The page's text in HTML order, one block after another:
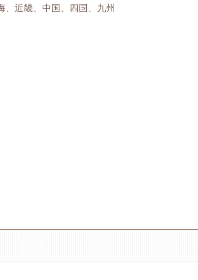
、近畿、中国、四国、九州